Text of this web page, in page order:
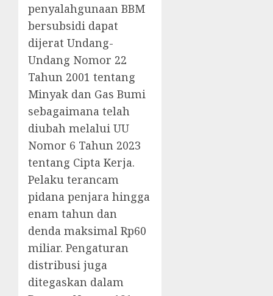
penyalahgunaan BBM
bersubsidi dapat
dijerat Undang-
Undang Nomor 22
Tahun 2001 tentang
Minyak dan Gas Bumi
sebagaimana telah
diubah melalui UU
Nomor 6 Tahun 2023
tentang Cipta Kerja.
Pelaku terancam
pidana penjara hingga
enam tahun dan
denda maksimal Rp60
miliar. Pengaturan
distribusi juga
ditegaskan dalam